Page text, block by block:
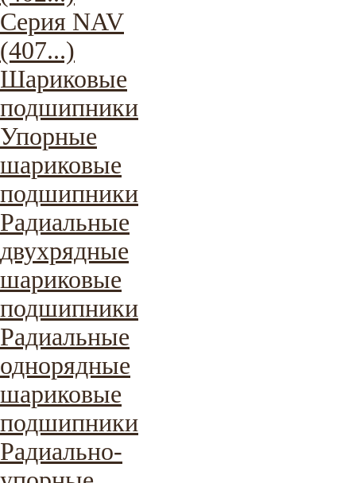
Серия NAV
(407...)
Шариковые
подшипники
Упорные
шариковые
подшипники
Радиальные
двухрядные
шариковые
подшипники
Радиальные
однорядные
шариковые
подшипники
Радиально-